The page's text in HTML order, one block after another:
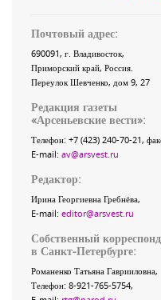
Почтовый адрес:
690091, г. Владивосток,
Приморский край, Россия
Переулок Шевченко, дом 9, 27
Редакция газеты
«Арсеньевские вести»:
Телефон: +7 (423) 240-70-21,
E-mail: av@arsvest.ru
Редактор:
Ирина Георгиевна Гребнёва,
E-mail: editor@arsvest.ru
Собственный
в Санкт-Петербурге:
Романенко Татьяна Гаврииловна,
Телефон: 8-921-765-5754,